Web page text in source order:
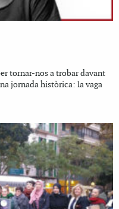
tornar-nos a trobar davant
jornada històrica: la vaga